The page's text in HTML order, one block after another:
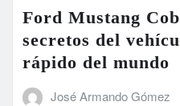
Ford Mustang
secretos del
rápido del mundo
José Armando Gómez